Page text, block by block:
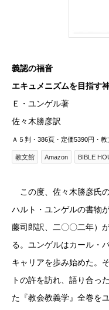
義認の福音
エキュメニズムを目指す
Ｅ・ユンゲル著
佐々木勝彦訳
Ａ５判・386頁・定価5390円・教
教文館 Amazon BIBLE
この度、佐々木勝彦氏
ハルト・ユンゲルの書物
藤司郎訳、二〇〇二年）
る。ユンゲルはカール・
キャリアを歩み始めた。
トの許を訪れ、語り合っ
た『教会教義学』全巻を